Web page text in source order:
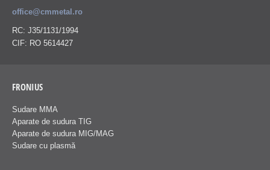
office@cmmetal.ro
RC: J35/1131/1994
CIF: RO 5614427
FRONIUS
Sudare MMA
Aparate de sudura TIG
Aparate de sudura MIG/MAG
Sudare cu plasmă